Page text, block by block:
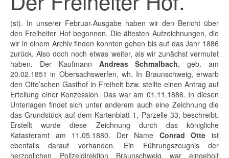
(st). In unserer Februar-Ausgabe haben wir den Bericht über
den Freiheiter Hof begonnen. Die ältesten Aufzeichnungen, die
wir in einem Archiv finden konnten gehen bis auf das Jahr 1886
zurück. Also doch noch etwas weiter, als wir zunächst vermutet
haben. Der Kaufmann Andreas Schmalbach, geb. am
20.02.1851 in Obersachswerfen, wh. In Braunschweig, erwarb
den Otte’schen Gasthof in Freiheit bzw. stellte einen Antrag auf
Erteilung einer Konzession. Das war am 01.11.1886. In diesen
Unterlagen findet sich unter anderem auch eine Zeichnung die
das Grundstück auf dem Kartenblatt 1, Parzelle 33, beschreibt.
Erstellt wurde diese Zeichnung durch das königliche
Katasteramt am 11.05.1880. Der Name Conrad Otte ist
ebenfalls darauf vorhanden. Ein Führungszeugnis der
herzoglichen Polizeidirektion Braunschweig war eingeholt